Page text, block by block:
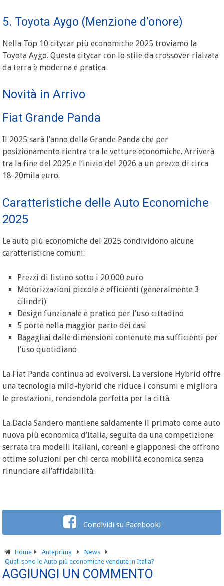
5. Toyota Aygo (Menzione d’onore)
Nella Top 10 citycar più economiche 2025 troviamo la
Toyota Aygo. Questa citycar con lo stile da crossover rialzata
da terra è moderna e pratica.
Novità in Arrivo
Fiat Grande Panda
Il 2025 sarà l’anno della Grande Panda che per
posizionamento rientra tra le vetture economiche. Arriverà
tra la fine del 2025 e l’inizio del 2026 a un prezzo di circa
18-20mila euro.
Caratteristiche delle Auto Economiche
2025
Le auto più economiche del 2025 condividono alcune
caratteristiche comuni:
Prezzi di listino sotto i 20.000 euro
Motorizzazioni piccole e efficienti (generalmente 3
cilindri)
Design funzionale e pratico per l’uso cittadino
5 porte nella maggior parte dei casi
Bagagliai dalle dimensioni contenute ma sufficienti per
l’uso quotidiano
La Fiat Panda continua ad evolversi. La versione Hybrid offre
una tecnologia mild-hybrid che riduce i consumi e migliora
le prestazioni, rendendola perfetta per la città.
La Dacia Sandero mantiene saldamente il primato come auto
nuova più economica d’Italia, seguita da una competizione
serrata tra modelli italiani, coreani e giapponesi che offrono
ottime soluzioni per chi cerca mobilità economica senza
rinunciare all’affidabilità.
Condividi su Facebook!
Home Anteprima
News
Quali sono le Auto più economiche vendute in Italia?
AGGIUNGI UN COMMENTO